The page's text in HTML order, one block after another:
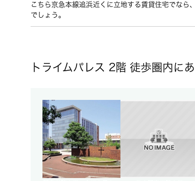
こちら京急本線追浜近くに立地する賃貸住宅でなら
でしょう。
トライムパレス 2階 徒歩圏内に